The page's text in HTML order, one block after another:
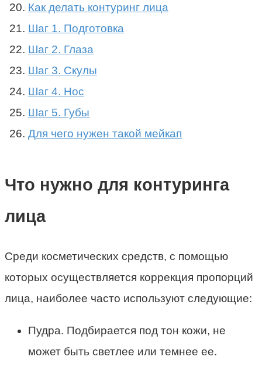
Как делать контуринг лица
Шаг 1. Подготовка
Шаг 2. Глаза
Шаг 3. Скулы
Шаг 4. Нос
Шаг 5. Губы
Для чего нужен такой мейкап
Что нужно для контуринга
лица
Среди косметических средств, с помощью
которых осуществляется коррекция пропорций
лица, наиболее часто используют следующие:
Пудра. Подбирается под тон кожи, не
может быть светлее или темнее ее.